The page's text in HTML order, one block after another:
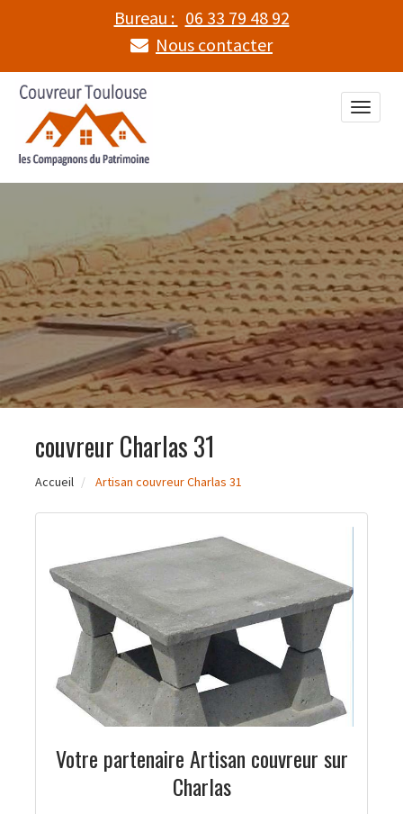
Bureau : 06 33 79 48 92
Nous contacter
Toggle
couvreur Charlas 31
Accueil Artisan couvreur Charlas 31
Votre partenaire Artisan couvreur sur
Charlas